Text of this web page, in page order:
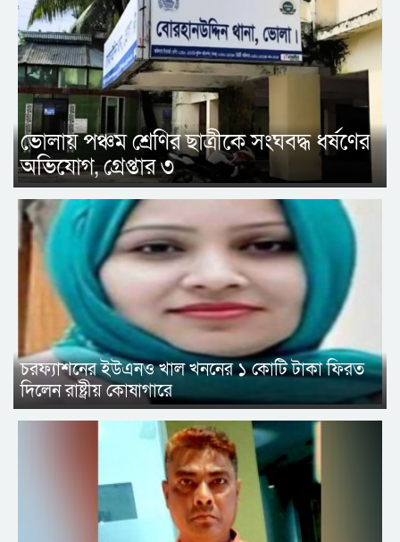
ভোলায় পঞ্চম শ্রেণির ছাত্রীকে সংঘবদ্ধ ধর্ষণের
অভিযোগ, গ্রেপ্তার ৩
চরফ্যাশনের ইউএনও খাল খননের ১ কোটি টাকা ফিরত
দিলেন রাষ্ট্রীয় কোষাগারে